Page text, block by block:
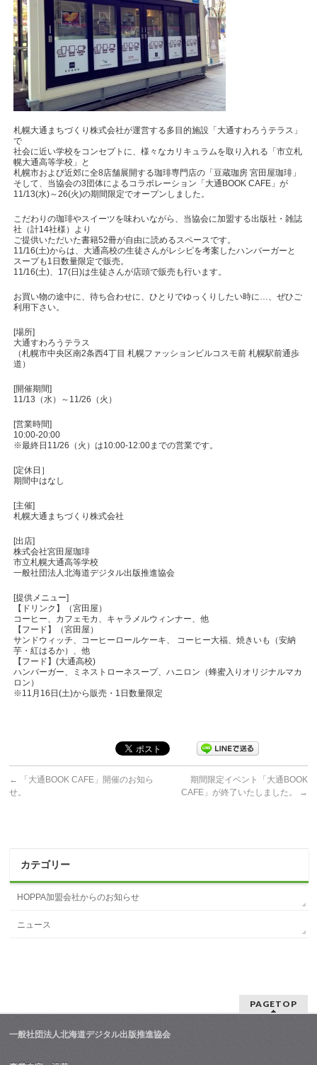
札幌大通まちづくり株式会社が運営する多目的施設「大通すわろうテラス」
で
社会に近い学校をコンセプトに、様々なカリキュラムを取り入れる「市立札
幌大通高等学校」と
札幌市および近郊に全8店舗展開する珈琲専門店の「豆蔵珈房 宮田屋珈琲」
そして、当協会の3団体によるコラボレーション「大通BOOK CAFE」が
11/13(水)～26(火)の期間限定でオープンしました。
こだわりの珈琲やスイーツを味わいながら、当協会に加盟する出版社・雑誌
社（計14社様）より
ご提供いただいた書籍52冊が自由に読めるスペースです。
11/16(土)からは、大通高校の生徒さんがレシピを考案したハンバーガーと
スープも1日数量限定で販売。
11/16(土)、17(日)は生徒さんが店頭で販売も行います。
お買い物の途中に、待ち合わせに、ひとりでゆっくりしたい時に…、ぜひご
利用下さい。
[場所]
大通すわろうテラス
（札幌市中央区南2条西4丁目 札幌ファッションビルコスモ前 札幌駅前通歩
道）
[開催期間]
11/13（水）～11/26（火）
[営業時間]
10:00-20:00
※最終日11/26（火）は10:00-12:00までの営業です。
[定休日］
期間中はなし
[主催]
札幌大通まちづくり株式会社
[出店]
株式会社宮田屋珈琲
市立札幌大通高等学校
一般社団法人北海道デジタル出版推進協会
[提供メニュー]
【ドリンク】（宮田屋）
コーヒー、カフェモカ、キャラメルウィンナー、他
【フード】（宮田屋）
サンドウィッチ、コーヒーロールケーキ、 コーヒー大福、焼きいも（安納
芋・紅はるか）、他
【フード】(大通高校)
ハンバーガー、ミネストローネスープ、ハニロン（蜂蜜入りオリジナルマカ
ロン）
※11月16日(土)から販売・1日数量限定
←
「大通BOOK CAFE」開催のお知ら
せ。
期間限定イベント「大通BOOK
CAFE」が終了いたしました。
→
カテゴリー
HOPPA加盟会社からのお知らせ
ニュース
PAGETOP
一般社団法人北海道デジタル出版推進協会